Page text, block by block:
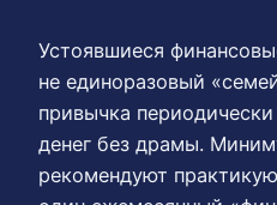
Устоявшиеся
не единоразовый
привычка
денег без драмы.
рекомендуют